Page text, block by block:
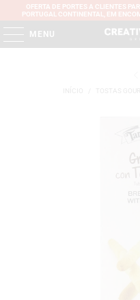
OFERTA DE PORTES A CLIENTES
PORTUGAL CONTINENTAL, EM
MENU
TOSTAS